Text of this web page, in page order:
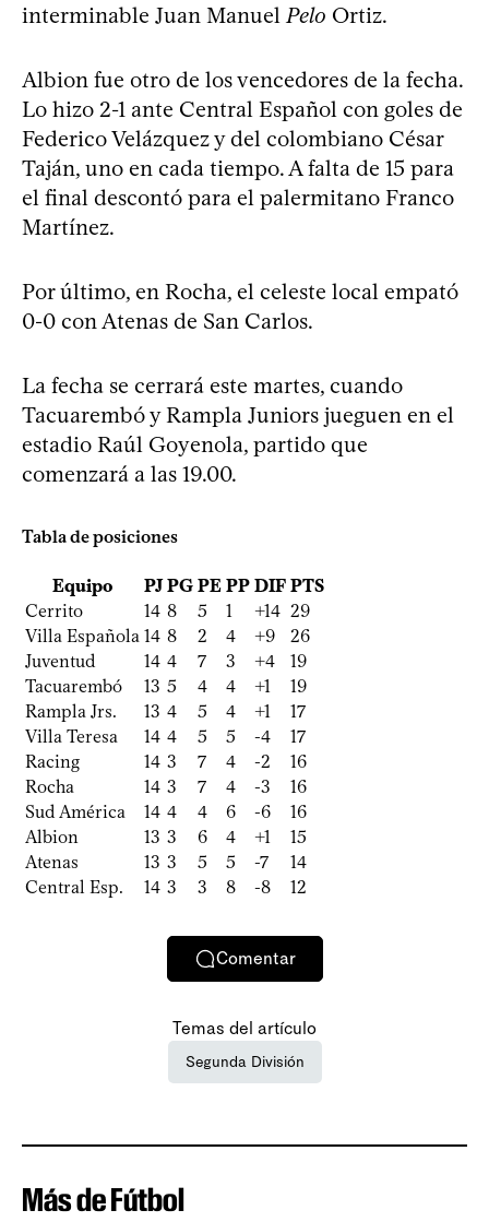
interminable Juan Manuel Pelo Ortiz.
Albion fue otro de los vencedores de la fecha.
Lo hizo 2-1 ante Central Español con goles de
Federico Velázquez y del colombiano César
Taján, uno en cada tiempo. A falta de 15 para
el final descontó para el palermitano Franco
Martínez.
Por último, en Rocha, el celeste local empató
0-0 con Atenas de San Carlos.
La fecha se cerrará este martes, cuando
Tacuarembó y Rampla Juniors jueguen en el
estadio Raúl Goyenola, partido que
comenzará a las 19.00.
Tabla de posiciones
Equipo PJ PG PE PP DIF PTS
Cerrito
14 8 5 1 +14 29
Villa Española 14 8 2 4 +9
26
Juventud
14 4 7 3 +4
19
Tacuarembó
13 5 4 4 +1
19
Rampla Jrs.
13 4 5 4 +1
17
Villa Teresa
14 4 5 5 -4
17
Racing
14 3 7 4 -2
16
Rocha
14 3 7 4 -3
16
Sud América
14 4 4 6 -6
16
Albion
13 3 6 4 +1
15
Atenas
13 3 5 5 -7
14
Central Esp.
14 3 3 8 -8 12
Comentar
Temas del artículo
Segunda División
Más de Fútbol